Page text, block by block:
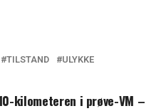
TILSTAND ULYKKE
kilometeren i prøve-VM –